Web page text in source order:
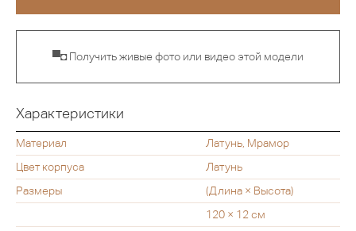
▀◘ Получить живые фото или видео этой модели
Характеристики
Материал
Латунь, Мрамор
Цвет корпуса
Латунь
Размеры
(Длина × Высота)
120 × 12 см